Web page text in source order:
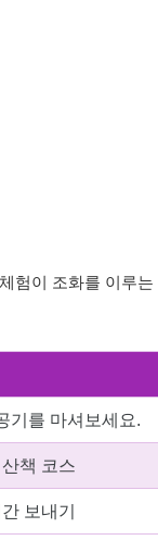
험이 조화를 이루는
기를 마셔보세요.
책 코스
보내기